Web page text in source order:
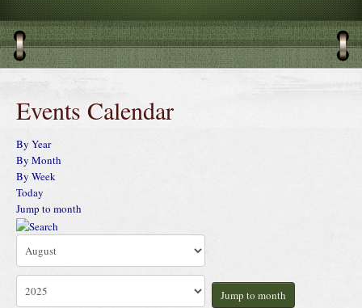
Events Calendar
By Year
By Month
By Week
Today
Jump to month
Jump to month